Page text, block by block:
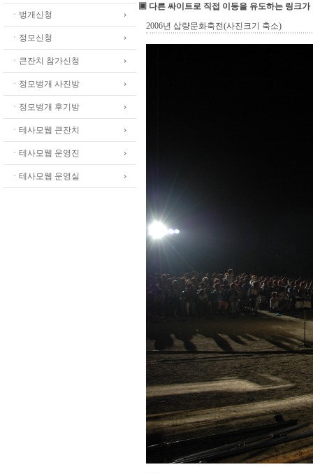
ㆍ벙개신청
ㆍ정모신청
ㆍ큰잔치 참가신청
ㆍ정모벙개 사진방
ㆍ정모벙개 후기방
ㆍ테사모웹 큰잔치
ㆍ테사모웹 운영진
ㆍ테사모웹 운영실
▣ 다른 싸이트로 직접 이동을 유도하는 링크가
2006년 삽량문화축전(사진크기 축소)